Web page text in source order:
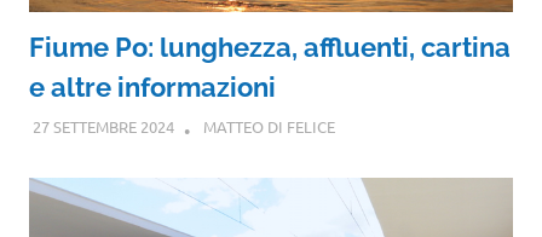
Fiume Po: lunghezza, affluenti, cartina
e altre informazioni
27 SETTEMBRE 2024 MATTEO DI FELICE